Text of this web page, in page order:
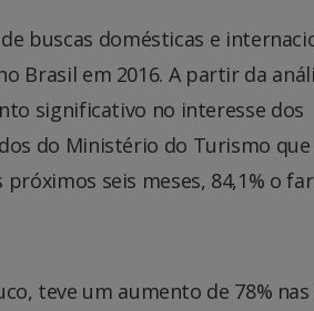
buscas domésticas e
Brasil em 2016. A partir da
significativo no interesse dos
do Ministério do Turismo que
seis meses, 84,1% o
teve um aumento de 78% nas